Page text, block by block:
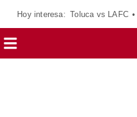
Hoy interesa: Toluca vs LAFC